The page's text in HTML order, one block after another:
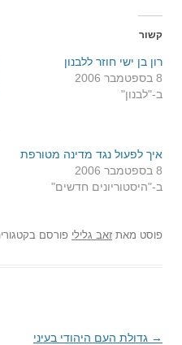
קשור
רון בן ישי חוזר ללבנון
8 בספטמבר 2006
ב-"לבנון"
איך לפעול נגד מדינה מטורפת
8 בספטמבר 2006
ב-"היסטוריונים חדשים"
פוסט מאת זאב גלילי פורסם
ניווט
→ גדולת העם היהודי בעיני